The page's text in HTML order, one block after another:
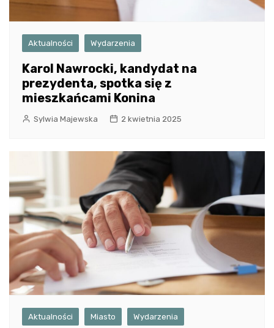
Aktualności Wydarzenia
Karol Nawrocki, kandydat na
prezydenta, spotka się z
mieszkańcami Konina
Sylwia Majewska 2 kwietnia 2025
Aktualności Miasto Wydarzenia